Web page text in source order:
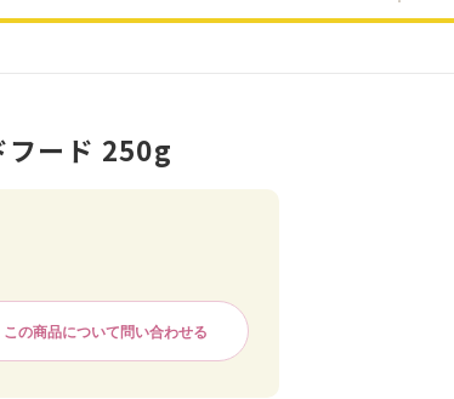
フード 250g
この商品について問い合わせる